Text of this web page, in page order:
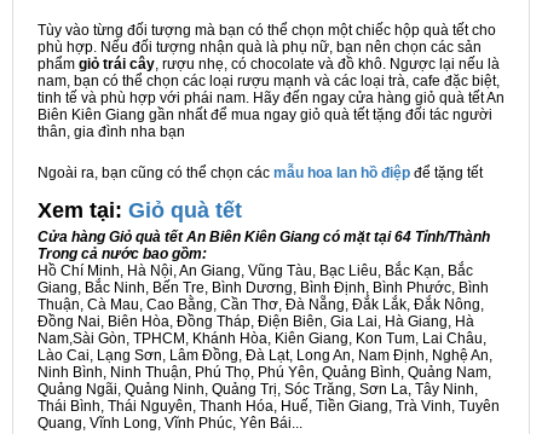
Tùy vào từng đối tượng mà bạn có thể chọn một chiếc hộp quà tết cho
phù hợp. Nếu đối tượng nhận quà là phụ nữ, bạn nên chọn các sản
phẩm giỏ trái cây, rượu nhẹ, có chocolate và đồ khô. Ngược lại nếu là
nam, bạn có thể chọn các loại rượu mạnh và các loại trà, cafe đặc biệt,
tinh tế và phù hợp với phái nam. Hãy đến ngay cửa hàng giỏ quà tết An
Biên Kiên Giang gần nhất để mua ngay giỏ quà tết tặng đối tác người
thân, gia đình nha bạn
Ngoài ra, bạn cũng có thể chọn các mẫu hoa lan hồ điệp để tặng tết
Xem tại: Giỏ quà tết
Cửa hàng Giỏ quà tết An Biên Kiên Giang có mặt tại 64 Tỉnh/Thành
Trong cả nước bao gồm:
Hồ Chí Minh, Hà Nội, An Giang, Vũng Tàu, Bạc Liêu, Bắc Kạn, Bắc
Giang, Bắc Ninh, Bến Tre, Bình Dương, Bình Định, Bình Phước, Bình
Thuận, Cà Mau, Cao Bằng, Cần Thơ, Đà Nẵng, Đắk Lắk, Đắk Nông,
Đồng Nai, Biên Hòa, Đồng Tháp, Điện Biên, Gia Lai, Hà Giang, Hà
Nam,Sài Gòn, TPHCM, Khánh Hòa, Kiên Giang, Kon Tum, Lai Châu,
Lào Cai, Lạng Sơn, Lâm Đồng, Đà Lạt, Long An, Nam Định, Nghệ An,
Ninh Bình, Ninh Thuận, Phú Thọ, Phú Yên, Quảng Bình, Quảng Nam,
Quảng Ngãi, Quảng Ninh, Quảng Trị, Sóc Trăng, Sơn La, Tây Ninh,
Thái Bình, Thái Nguyên, Thanh Hóa, Huế, Tiền Giang, Trà Vinh, Tuyên
Quang, Vĩnh Long, Vĩnh Phúc, Yên Bái...